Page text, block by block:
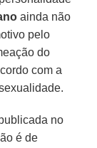
ainda não
pelo
do
com a
no
é de